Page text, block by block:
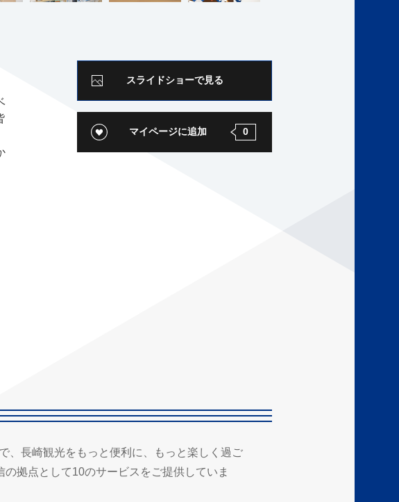
スライドショーで見る
マイページに追加 0
、長崎観光をもっと便利に、もっと楽しく過ご
拠点として10のサービスをご提供していま